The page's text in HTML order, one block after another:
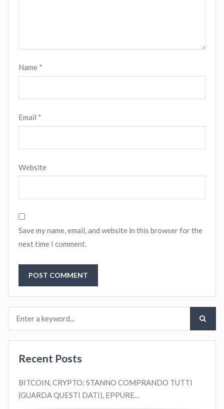
Name *
Email *
Website
Save my name, email, and website in this browser for the
next time I comment.
Recent Posts
BITCOIN, CRYPTO: STANNO COMPRANDO TUTTI
(GUARDA QUESTI DATI), EPPURE…